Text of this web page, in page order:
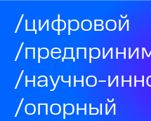
/цифровой
/
/научно-
/опорный